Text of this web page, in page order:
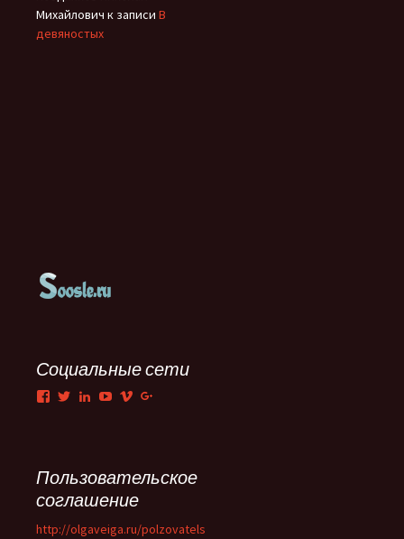
Михайлович к записи В
девяностых
Социальные сети
Facebook
TwitterLinkedIn
YouTube
Vimeo
Пользовательское
соглашение
http://olgaveiga.ru/polzovatels